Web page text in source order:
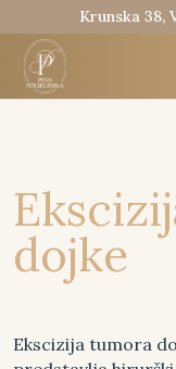
Krunska 38,
dojke
Ekscizija tumora